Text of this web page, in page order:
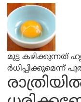
മുട്ട കഴിക്കുന്നത്
ര്‍ധിപ്പിക്കുമെന്ന്